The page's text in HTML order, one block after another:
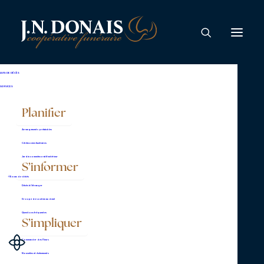
AVIS DE DÉCÈS
SERVICES
Planifier
Arrangements préalables
Cérémonies funéraires
Jardin commémoratif extérieur
S’informer
En cas de décès
Décès à l’étranger
Groupe de soutien au deuil
Questions fréquentes
S’impliquer
Commander des fleurs
Nouvelles et événements
Drummondville, le 5 août 2025, à l’âge de 73
ans, est décédé monsieur Réjean Paris,
conjoint de Lorraine Leclair, fils de feu Loyola
Paris et de feu Eva Vigneault. Il demeurait à
La famille accueillera parents et amis au